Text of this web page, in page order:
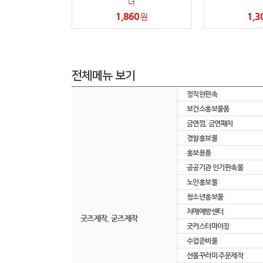
더
1,860원
전체메뉴 보기
굿즈제작, 굳즈제작
정직한판촉
보건소홍보물품
금연껌, 금연패치
경찰홍보물
홍보용품
공공기관 인기판촉물
노인홍보물
청소년홍보물
치매예방센터
굿커스터마이징
수업준비물
선물꾸러미 주문제작